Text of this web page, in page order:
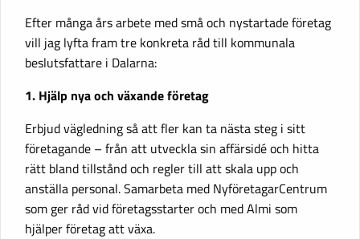
Efter många års arbete med små och nystartade företag
vill jag lyfta fram tre konkreta råd till kommunala
beslutsfattare i Dalarna:
1. Hjälp nya och växande företag
Erbjud vägledning så att fler kan ta nästa steg i sitt
företagande – från att utveckla sin affärsidé och hitta
rätt bland tillstånd och regler till att skala upp och
anställa personal. Samarbeta med NyföretagarCentrum
som ger råd vid företagsstarter och med Almi som
hjälper företag att växa.